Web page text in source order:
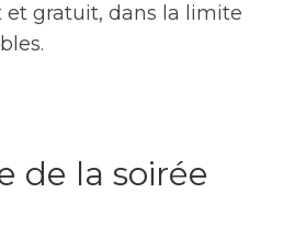
et gratuit, dans la limite
de la soirée